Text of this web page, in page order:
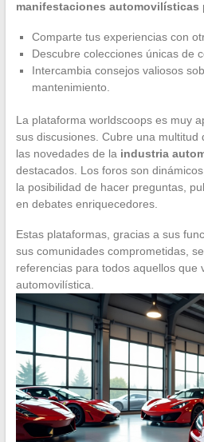
manifestaciones automovilísticas
Comparte tus experiencias con
Descubre colecciones únicas de
Intercambia consejos valiosos
mantenimiento.
La plataforma worldscoops es muy
sus discusiones. Cubre una multitud
las novedades de la industria
destacados. Los foros son
la posibilidad de hacer preguntas,
en debates enriquecedores.
Estas plataformas, gracias a sus
sus comunidades comprometidas,
referencias para todos aquellos que
automovilística.